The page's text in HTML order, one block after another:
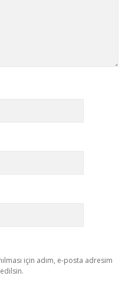
için adım, e-posta adresim